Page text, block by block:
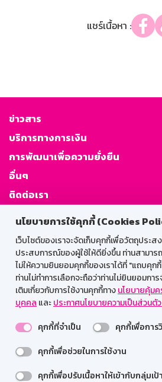
นโยบายการใช้คุกกี้ (Cookies
เว็บไซต์ของเราจะจัดเก็บคุกกี้เพื่อวัตถุประ
ประสบการณ์ของผู้ใช้ให้ดียิ่งขึ้น ท่านสามาร
ไม่ให้ความยินยอมคุกกี้ของเราได้ที่ "แถบคุก
ท่านไม่ทำการเลือกจะถือว่าท่านไม่ยินยอมก
เติมเกี่ยวกับการใช้งานคุกกี้ทางนโยบายคุ้ม
บุคคล และประกาศนโยบายความเป็นส่วนตั
คุกกี้ที่จำเป็น
คุกกี้เพื่อการ
คุกกี้เพื่อช่วยในการใช้งาน
คุกกี้เพื่อปรับเนื้อหาให้เข้ากับกลุ่มเป้
แชร์เนื้อหา :
ข่าวสาร
บริการทางการเงิน
การพัฒนาเพื่อความยั่งยืน
อื่นๆ
ติดต่อเรา
GSB Society:
สำหรับพนักงา
Web HR
GSB Wisdom
เข้าสู่ระบบเน็ตเมล
รองรับการใช้งานได้ดีบนเว็บ